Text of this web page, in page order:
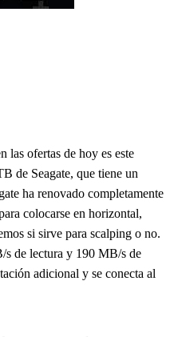
las ofertas de hoy es este
de Seagate, que tiene un
ha renovado completamente
colocarse en horizontal,
si sirve para scalping o no.
s de lectura y 190 MB/s de
adicional y se conecta al